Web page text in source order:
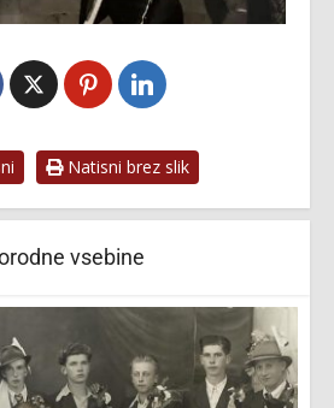
Natisni brez slik
vsebine